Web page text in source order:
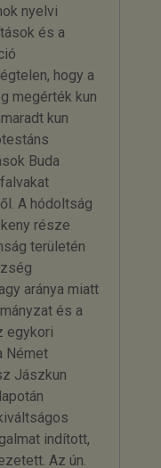
nyelvi
és a
hogy a
megérték kun
kun
Buda
A hódoltság
része
területén
aránya miatt
és a
egykori
Német
Jászkun
indított,
Az ún.